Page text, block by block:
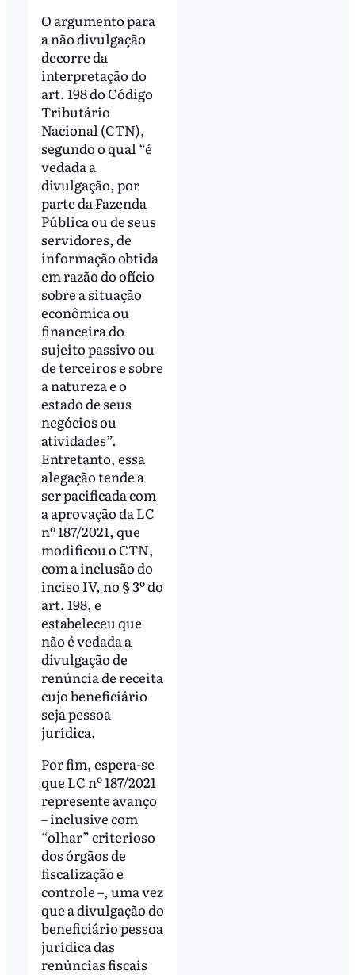
O argumento para
a não divulgação
decorre da
interpretação do
art. 198 do Código
Tributário
Nacional (CTN),
segundo o qual “é
vedada a
divulgação, por
parte da Fazenda
Pública ou de seus
servidores, de
informação obtida
em razão do ofício
sobre a situação
econômica ou
financeira do
sujeito passivo ou
de terceiros e sobre
a natureza e o
estado de seus
negócios ou
atividades”.
Entretanto, essa
alegação tende a
ser pacificada com
a aprovação da LC
nº 187/2021, que
modificou o CTN,
com a inclusão do
inciso IV, no § 3º do
art. 198, e
estabeleceu que
não é vedada a
divulgação de
renúncia de receita
cujo beneficiário
seja pessoa
jurídica.
Por fim, espera-se
que LC nº 187/2021
represente avanço
– inclusive com
“olhar” criterioso
dos órgãos de
fiscalização e
controle –, uma vez
que a divulgação do
beneficiário pessoa
jurídica das
renúncias fiscais